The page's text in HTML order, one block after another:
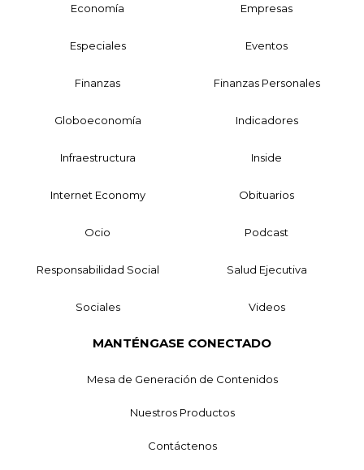
Economía Empresas
Especiales Eventos
Finanzas Finanzas Personales
Globoeconomía Indicadores
Infraestructura Inside
Internet Economy Obituarios
Ocio Podcast
Responsabilidad Social Salud Ejecutiva
Sociales Videos
MANTÉNGASE CONECTADO
Mesa de Generación de Contenidos
Nuestros Productos
Contáctenos